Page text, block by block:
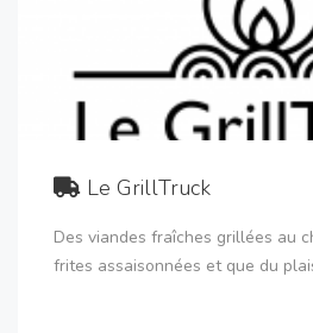
Le GrillTruck
Des viandes fraîches grillées au
frites assaisonnées et que du